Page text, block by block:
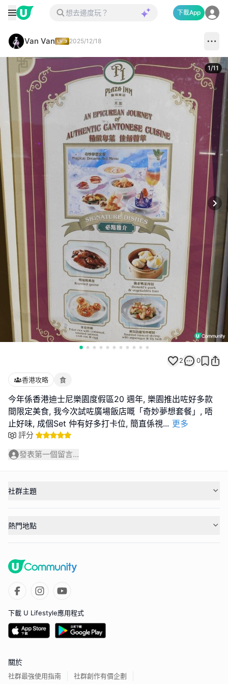
下載App
Van Van 2025/12/18
1/11
2 0
香港攻略 食
今年係香港迪士尼樂園度假區20 週年, 樂園推出咗好多款
間限定美食, 我今次試咗廣場飯店嘅「奇妙夢想套餐」, 唔
止好味, 成個Set 仲有好多打卡位, 簡直係視... 更多
評分
發表第一個留言...
社群主題
熱門地點
下載 U Lifestyle應用程式
關於
社群最強使用指南 社群創作有價企劃